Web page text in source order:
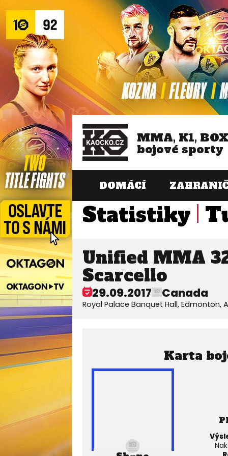
MMA, K1, BOX
bojové sporty
DOMÁCÍ
Statistiky
Unified MMA
Scarcello
29.09.2017 Canada
Royal Palace Banquet Hall, Edmonton,
Karta